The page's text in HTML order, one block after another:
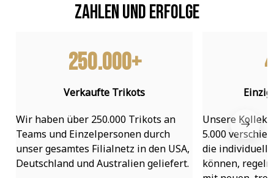
Zahlen und Erfolge
250.000+
Verkaufte Trikots
Wir haben über 250.000 Trikots an
Teams und Einzelpersonen durch
unser gesamtes Filialnetz in den USA,
Deutschland und Australien geliefert.
Unsere
5.000
die individuell
können,